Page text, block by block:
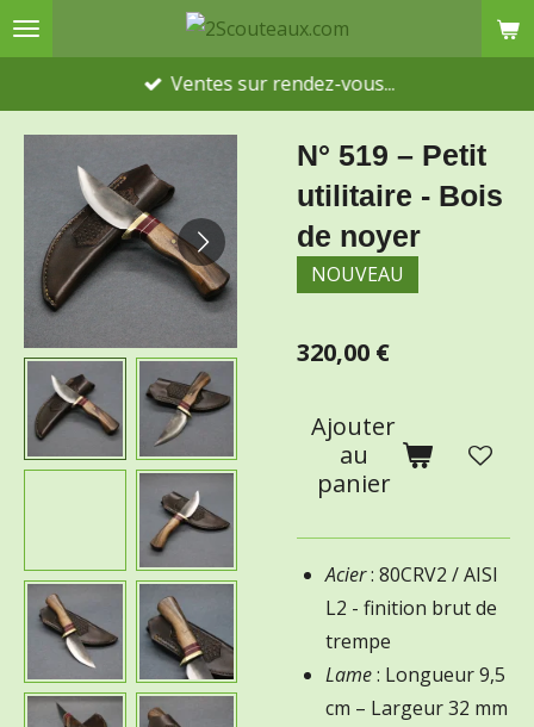
Passer
au
Ventes sur rendez-vous...
N° 519 – Petit
utilitaire - Bois
de noyer
NOUVEAU
320,00 €
Ajouter
au
panier
Acier: 80CRV2 / AISI
L2 - finition brut de
trempe
Lame: Longueur 9,5
cm – Largeur 32 mm